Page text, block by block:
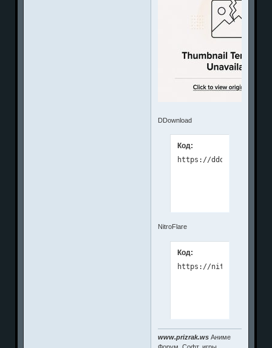
DDownload
Код:
NitroFlare
Код:
www.prizrak.ws Аниме